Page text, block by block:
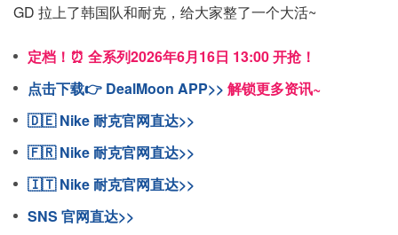
GD 拉上了韩国队和耐克，给大家整了一个大活~
定档！⏰ 全系列2026年6月16日 13:00 开抢！
点击下载👉 DealMoon APP>> 解锁更多资讯~
🇩🇪 Nike 耐克官网直达>>
🇫🇷 Nike 耐克官网直达>>
🇮🇹 Nike 耐克官网直达>>
SNS 官网直达>>